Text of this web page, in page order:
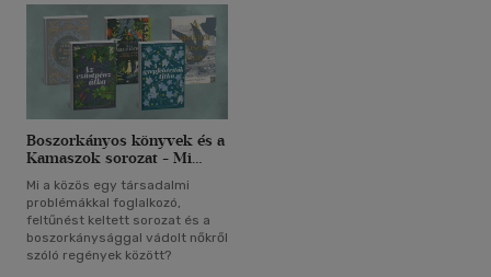
Boszorkányos könyvek és a
Kamaszok sorozat - Mi
közük a modern
nőellenességhez?
Mi a közös egy társadalmi
problémákkal foglalkozó,
feltűnést keltett sorozat és a
boszorkánysággal vádolt nőkről
szóló regények között?